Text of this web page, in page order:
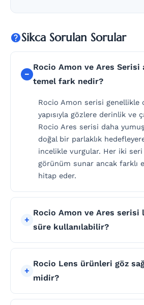
Sikca Sorulan Sorular
Rocio Amon ve Ares Serisi
temel fark nedir?
Rocio Amon serisi genellikle
yapısıyla gözlere derinlik ve
Rocio Ares serisi daha
doğal bir parlaklık
incelikle vurgular. Her iki
görünüm sunar ancak farklı
hitap eder.
Rocio Amon ve Ares serisi
süre kullanılabilir?
Rocio Lens ürünleri göz
midir?